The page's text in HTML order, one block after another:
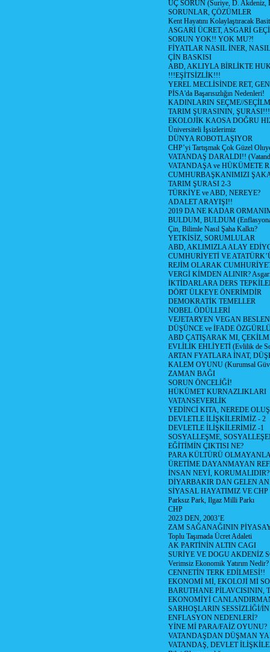
ÜÇ SORUN (Suriye, D. Akdeniz,
SORUNLAR, ÇÖZÜMLER
Kent Hayatını Kolaylaştıracak
ASGARİ ÜCRET, ASGARİ
SORUN YOK!! YOK MU?!
FİYATLAR NASIL İNER,
ÇİN BASKISI
ABD, AKLIYLA BİRLİKTE
!!!EŞİTSİZLİK!!!
YEREL MECLİSİNDE RET,
PİSA'da Başarısızlığın Nedenleri!
KADINLARIN SEÇME//
TARIM ŞURASININ, ŞURASI!!!
EKOLOJİK KAOSA DOĞRU
Üniversiteli İşsizlerimiz
DÜNYA ROBOTLAŞIYOR
CHP’yi Tartışmak Çok Güzel
VATANDAŞ DARALDI!!
VATANDAŞA ve HÜKÜMETE
CUMHURBAŞKANIMIZI
TARIM ŞURASI 2-3
TÜRKİYE ve ABD, NEREYE?
ADALET ARAYIŞI!!
2019 DA NE KADAR
BULDUM, BULDUM
Çin, Bilimle Nasıl Şaha Kalktı?
YETKİSİZ, SORUMLULAR
ABD, AKLIMIZLA ALAY
CUMHURİYETİ VE
REJİM OLARAK
VERGİ KİMDEN ALINIR?
İKTİDARLARA DERS
DÖRT ÜLKEYE ÖNERİMDİR
DEMOKRATİK TEMELLER
NOBEL ÖDÜLLERİ
VEJETARYEN VEGAN
DÜŞÜNCE ve İFADE
ABD ÇATIŞARAK MI,
EVLİLİK EHLİYETİ (Evlilik de
ARTAN FYATLARA İNAT,
KALEM OYUNU (Kurumsal
ZAMAN BAĞI
SORUN ÖNCELİĞİ!
HÜKÜMET KURNAZLIKLARI
VATANSEVERLİK
YEDİNCİ KITA, NEREDE
DEVLETLE İLİŞKİLERİMİZ - 2
DEVLETLE İLİŞKİLERİMİZ -1
SOSYALLEŞME,
EĞİTİMİN ÇIKTISI NE?
PARA KÜLTÜRÜ
ÜRETİME DAYANMAYAN
İNSAN NEYİ, KORUMALIDIR?
DİYARBAKIR DAN GELEN
SİYASAL HAYATIMIZ VE CHP
Parksız Park, Ilgaz Milli Parkı
CHP
2023 DEN, 2003’E
ZAM SAĞANAĞININ
Toplu Taşımada Ücret Adaleti
AK PARTİNİN ALTIN CAGI
SURİYE VE DOGU AKDENİZ
Verimsiz Ekonomik Yatırım Nedir?
CENNETİN TERK EDİLMESİ!!
EKONOMİ Mİ, EKOLOJİ Mİ
BARUTHANE PİLAVCISININ,
EKONOMİYİ
SARHOŞLARIN SESSİZLİĞİ/
ENFLASYON NEDENLERİ?
YİNE Mİ PARA/FAİZ OYUNU?
VATANDAŞDAN DÜŞMAN
VATANDAŞ, DEVLET